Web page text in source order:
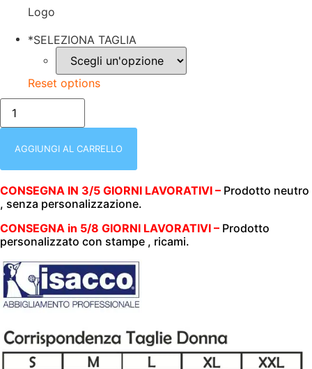
Logo
*SELEZIONA TAGLIA
Reset options
isacco-
057523m-
GIACCA
LIGHT
MEZZA
MANICA
ROSA
+
FUXIA
|
125
GR/M2
quantità
AGGIUNGI AL CARRELLO
CONSEGNA IN 3/5 GIORNI LAVORATIVI – Prodotto neutro
, senza personalizzazione.
CONSEGNA in 5/8 GIORNI LAVORATIVI – Prodotto
personalizzato con stampe , ricami.